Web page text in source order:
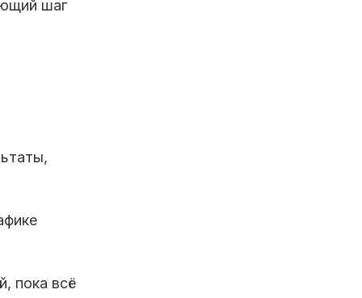
шаг
пока всё